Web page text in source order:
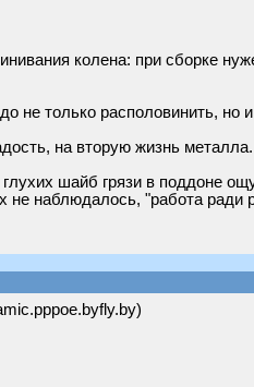
колена: при сборке
не только располовинить, но
на вторую жизнь
шайб грязи в поддоне
не наблюдалось, "работа ради